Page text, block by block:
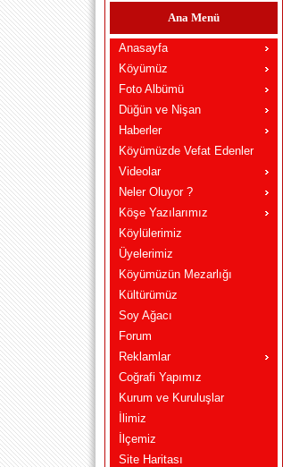
Ana Menü
Anasayfa
Köyümüz
Foto Albümü
Düğün ve Nişan
Haberler
Köyümüzde Vefat Edenler
Videolar
Neler Oluyor ?
Köşe Yazılarımız
Köylülerimiz
Üyelerimiz
Köyümüzün Mezarlığı
Kültürümüz
Soy Ağacı
Forum
Reklamlar
Coğrafi Yapımız
Kurum ve Kuruluşlar
İlimiz
İlçemiz
Site Haritası